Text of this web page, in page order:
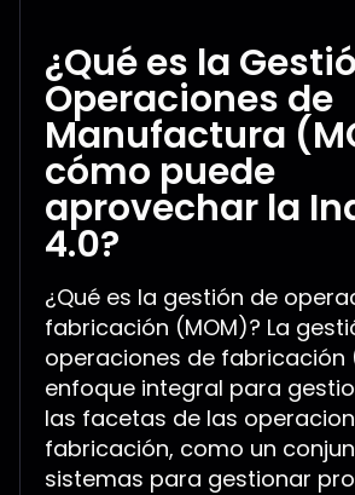
¿Qué es la
Operaciones de
Manufactura
cómo puede
aprovechar la
4.0?
¿Qué es la gestión de
fabricación (MOM)? La
operaciones de fabricación
enfoque integral para
las facetas de las
fabricación, como un
sistemas para gestionar